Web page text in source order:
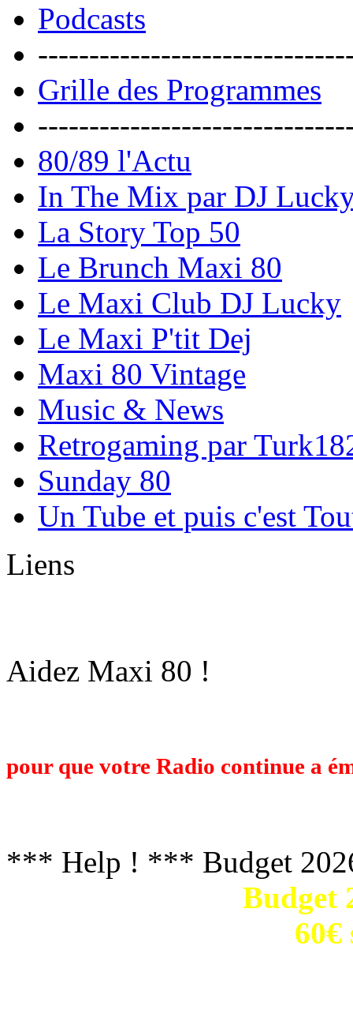
Podcasts
Grille des Programmes
80/89 l'Actu
In The Mix par DJ
La Story Top 50
Le Brunch Maxi 80
Le Maxi Club DJ Lucky
Le Maxi P'tit Dej
Maxi 80 Vintage
Music & News
Retrogaming par
Sunday 80
Un Tube et puis c'est
Liens
Aidez Maxi 80 !
pour que votre Radio continue a
*** Help ! *** Budget
Budget
60€